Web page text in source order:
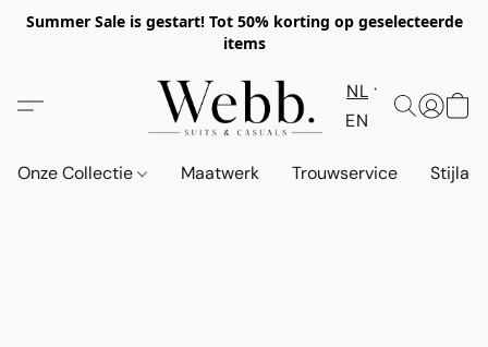
Summer Sale is gestart! Tot 50% korting op geselecteerde
items
NL
EN
Onze Collectie Maatwerk Trouwservice